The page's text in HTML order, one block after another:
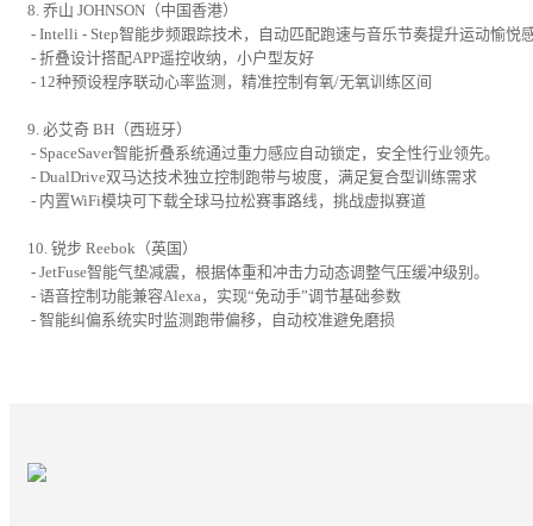
8. 乔山 JOHNSON（中国香港）
- Intelli - Step智能步频跟踪技术，自动匹配跑速与音乐节奏提升运动愉悦
- 折叠设计搭配APP遥控收纳，小户型友好
- 12种预设程序联动心率监测，精准控制有氧/无氧训练区间
9. 必艾奇 BH（西班牙）
- SpaceSaver智能折叠系统通过重力感应自动锁定，安全性行业领先。
- DualDrive双马达技术独立控制跑带与坡度，满足复合型训练需求
- 内置WiFi模块可下载全球马拉松赛事路线，挑战虚拟赛道
10. 锐步 Reebok（英国）
- JetFuse智能气垫减震，根据体重和冲击力动态调整气压缓冲级别。
- 语音控制功能兼容Alexa，实现“免动手”调节基础参数
- 智能纠偏系统实时监测跑带偏移，自动校准避免磨损